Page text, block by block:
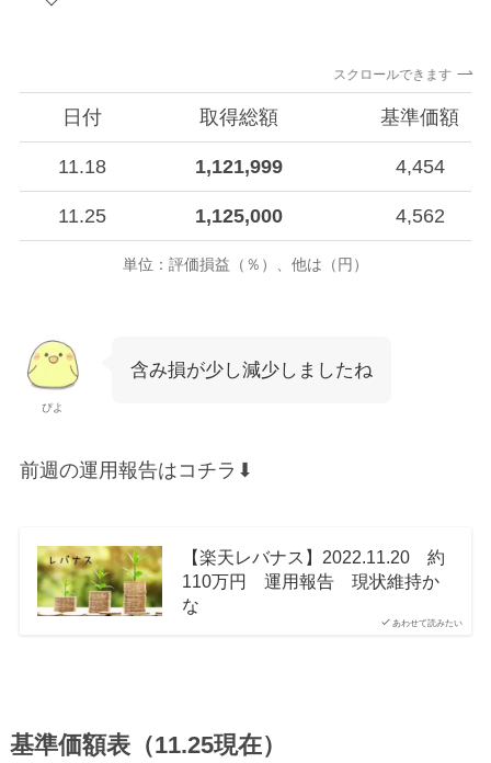
スクロールできます
日付 取得総額 基準価額
11.18 1,121,999 4,454
11.25 1,125,000 4,562
単位：評価損益（％）、他は（円）
ぴよ
含み損が少し減少しましたね
前週の運用報告はコチラ⬇︎
あわせて読みたい
【楽天レバナス】2022.11.20 約
110万円 運用報告 現状維持か
な
基準価額表（11.25現在）